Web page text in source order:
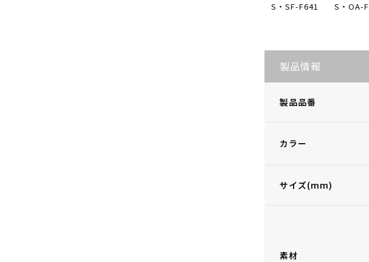
S・SF-F641 S・OA-
製品情報
製品品番
カラー
サイズ(mm)
素材